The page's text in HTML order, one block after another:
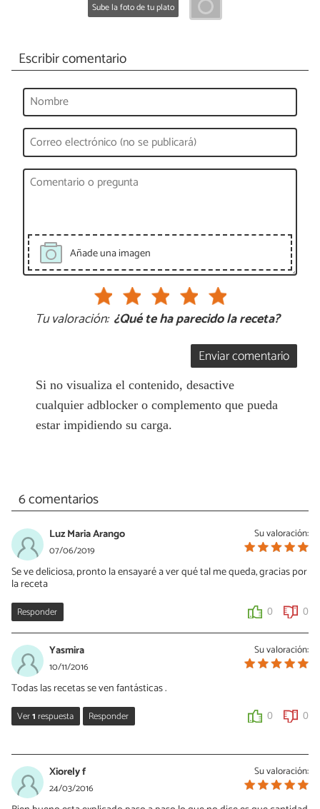
Sube la foto de tu plato
Escribir comentario
Añade una imagen
Tu valoración: ¿Qué te ha parecido la receta?
Enviar comentario
Si no visualiza el contenido, desactive
cualquier adblocker o complemento que pueda
estar impidiendo su carga.
6 comentarios
Su valoración:
Luz Maria Arango
07/06/2019
Se ve deliciosa, pronto la ensayaré a ver qué tal me queda, gracias por
la receta
Responder 0 0
Su valoración:
Yasmira
10/11/2016
Todas las recetas se ven fantásticas .
Ver1respuesta Responder 0 0
11/11/2016
Gracias, Yasmira.
Su valoración:
Xiorely f
24/03/2016